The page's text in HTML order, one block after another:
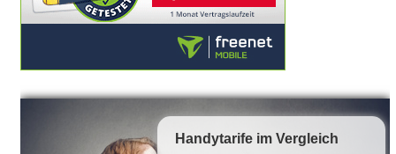
Handytarife im Vergleich